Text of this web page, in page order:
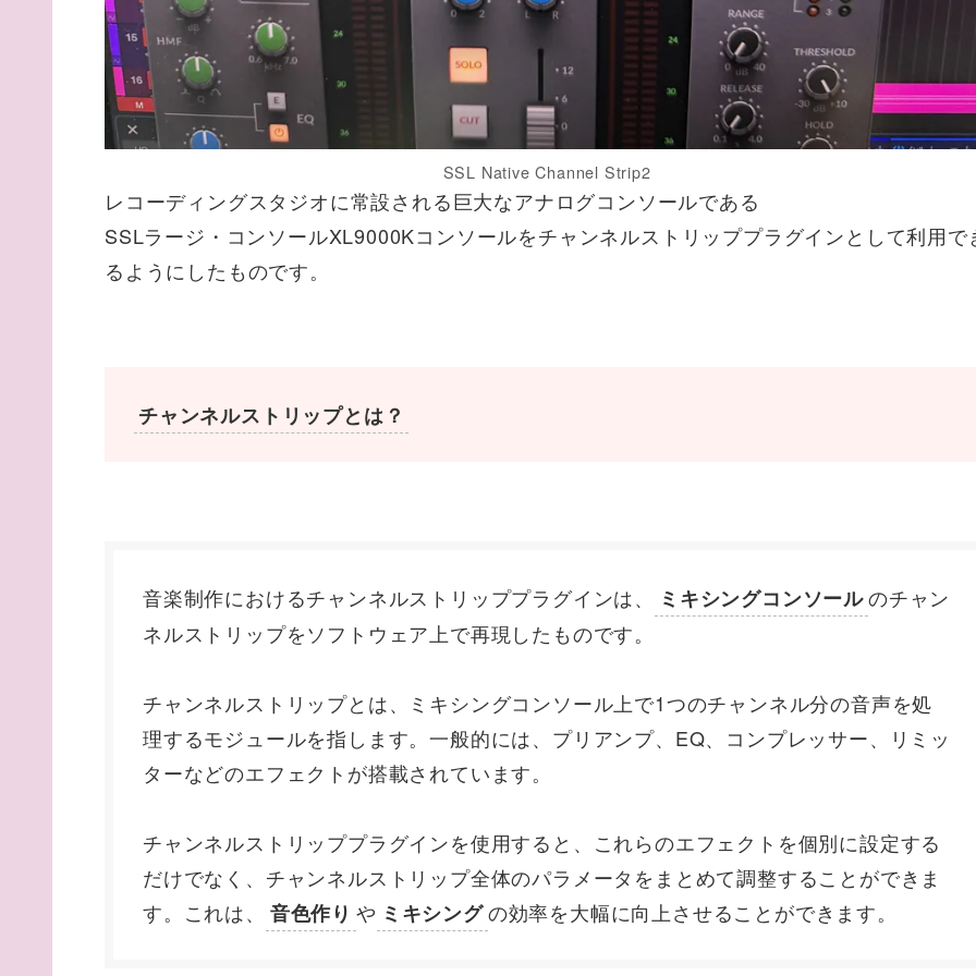
SSL Native Channel Strip2
レコーディングスタジオに常設される巨大なアナログコンソールである
SSLラージ・コンソールXL9000Kコンソールをチャンネルストリッププラグインとして利用で
るようにしたものです。
チャンネルストリップとは？
音楽制作におけるチャンネルストリッププラグインは、 ミキシングコンソールのチャン
ネルストリップをソフトウェア上で再現したものです。
チャンネルストリップとは、ミキシングコンソール上で1つのチャンネル分の音声を処
理するモジュールを指します。一般的には、プリアンプ、EQ、コンプレッサー、リミッ
ターなどのエフェクトが搭載されています。
チャンネルストリッププラグインを使用すると、これらのエフェクトを個別に設定する
だけでなく、チャンネルストリップ全体のパラメータをまとめて調整することができま
す。これは、
音色作り や ミキシングの効率を大幅に向上させることができます。